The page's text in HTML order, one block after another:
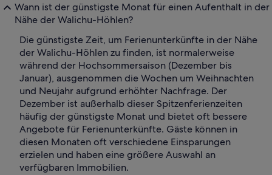
Wann ist der günstigste Monat für einen Aufenthalt in der
Nähe der Walichu-Höhlen?
Die günstigste Zeit, um Ferienunterkünfte in der Nähe
der Walichu-Höhlen zu finden, ist normalerweise
während der Hochsommersaison (Dezember bis
Januar), ausgenommen die Wochen um Weihnachten
und Neujahr aufgrund erhöhter Nachfrage. Der
Dezember ist außerhalb dieser Spitzenferienzeiten
häufig der günstigste Monat und bietet oft bessere
Angebote für Ferienunterkünfte. Gäste können in
diesen Monaten oft verschiedene Einsparungen
erzielen und haben eine größere Auswahl an
verfügbaren Immobilien.